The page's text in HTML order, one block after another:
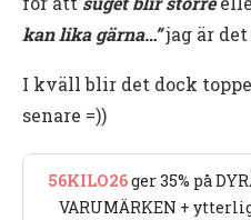
kan lika gärna…”jag är det
I kväll blir det dock
senare =))
56KILO26ger 35% på
VARUMÄRKEN +